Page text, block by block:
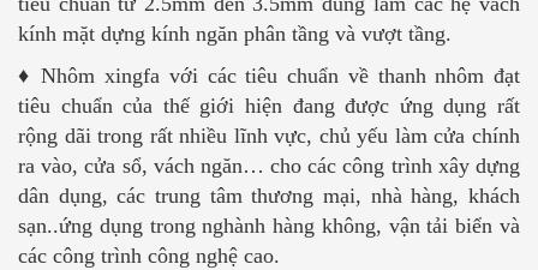
kính mặt dựng kính ngăn phân tầng và vượt tầng.
♦ Nhôm xingfa với các tiêu chuẩn về thanh nhôm đạt
tiêu chuẩn của thế giới hiện đang được ứng dụng rất
rộng dãi trong rất nhiều lĩnh vực, chủ yếu làm cửa chính
ra vào, cửa sổ, vách ngăn… cho các công trình xây dựng
dân dụng, các trung tâm thương mại, nhà hàng, khách
sạn..ứng dụng trong nghành hàng không, vận tải biển và
các công trình công nghệ cao.